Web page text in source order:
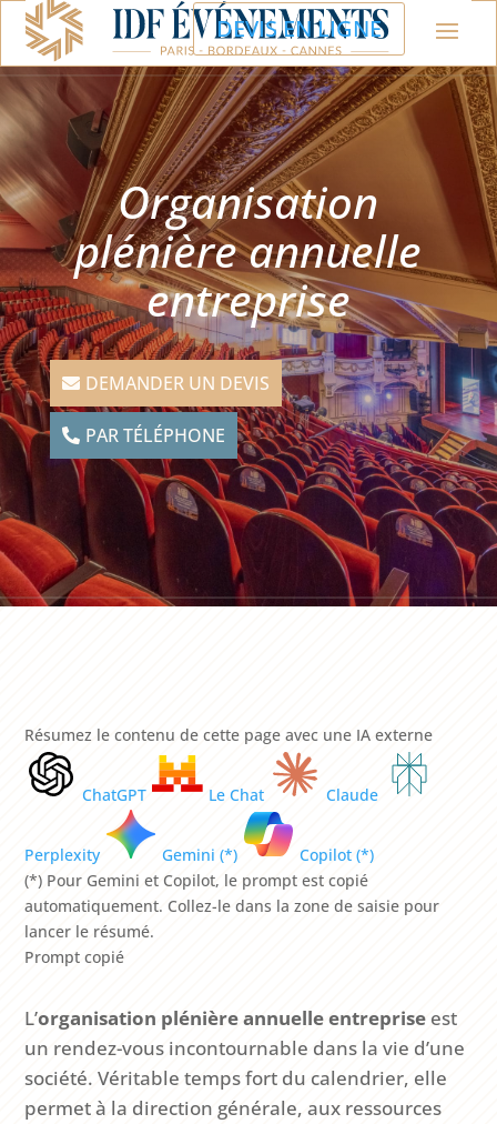
DEVIS EN LIGNE
Organisation
plénière annuelle
entreprise
DEMANDER UN DEVIS
PAR TÉLÉPHONE
Résumez le contenu de cette page avec une IA externe
ChatGPT Le Chat Claude
Perplexity Gemini (*)
Copilot (*)
(*) Pour Gemini et Copilot, le prompt est copié
automatiquement. Collez-le dans la zone de saisie pour
lancer le résumé.
Prompt copié
L’organisation plénière annuelle entreprise est
un rendez-vous incontournable dans la vie d’une
société. Véritable temps fort du calendrier, elle
permet à la direction générale, aux ressources